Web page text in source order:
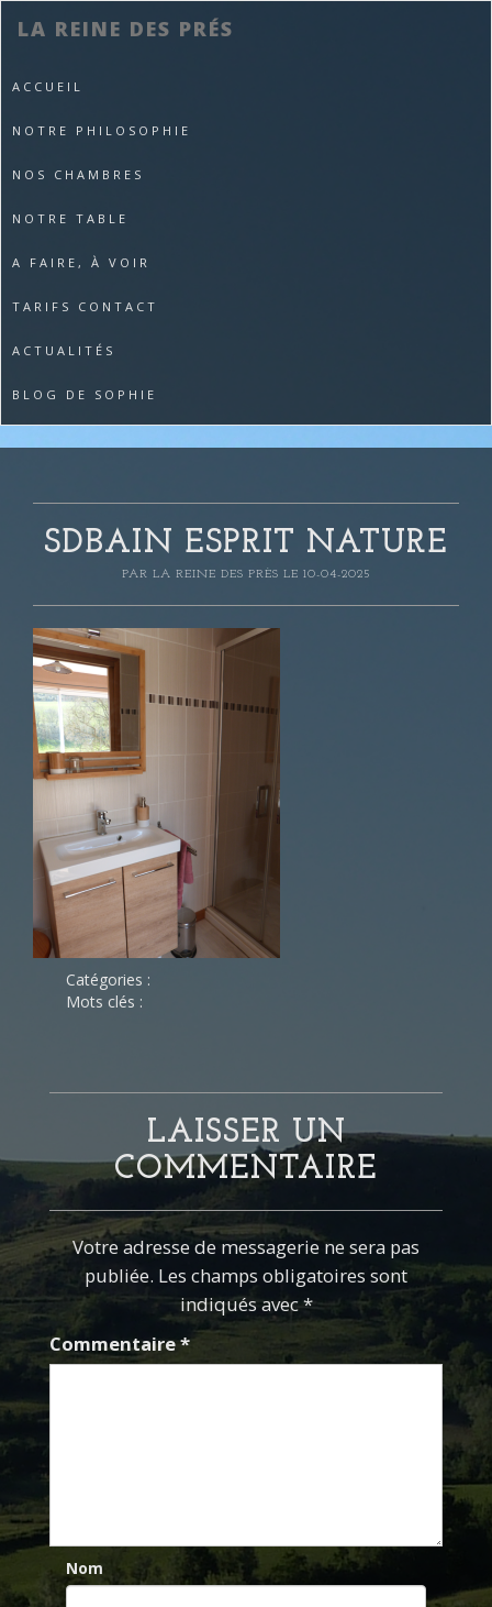
LA REINE DES PRÉS
ACCUEIL
NOTRE PHILOSOPHIE
NOS CHAMBRES
NOTRE TABLE
A FAIRE, À VOIR
TARIFS CONTACT
ACTUALITÉS
BLOG DE SOPHIE
SDBAIN ESPRIT NATURE
PAR LA REINE DES PRÈS LE 10-04-2025
Catégories :
Mots clés :
LAISSER UN
COMMENTAIRE
Votre adresse de messagerie ne sera pas
publiée. Les champs obligatoires sont
indiqués avec *
Commentaire*
Nom